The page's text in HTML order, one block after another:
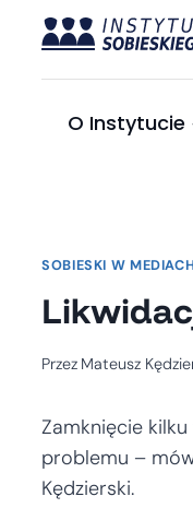
Przejdź
treści
O Instytucie
SOBIESKI W
Przez Mateusz
Zamknięcie
problemu –
Kędzierski.